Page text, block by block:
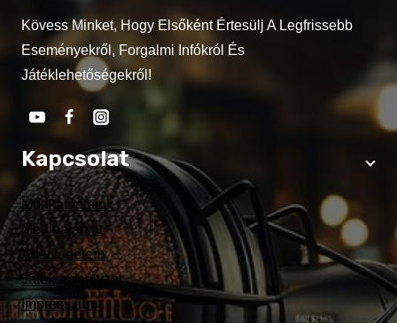
Kövess Minket, Hogy Elsőként Értesülj A Legfrissebb
Eseményekről, Forgalmi Infókról És
Játéklehetőségekről!
Kapcsolat
Munkatársaink
Médiaajánlat
Adatvédelem
Játékszabályzat
Impresszum